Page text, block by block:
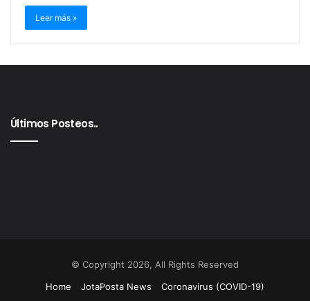
Leer más »
Últimos Posteos..
© Copyright 2026, All Rights Reserved
Home
JotaPosta News Coronavirus (COVID-19)